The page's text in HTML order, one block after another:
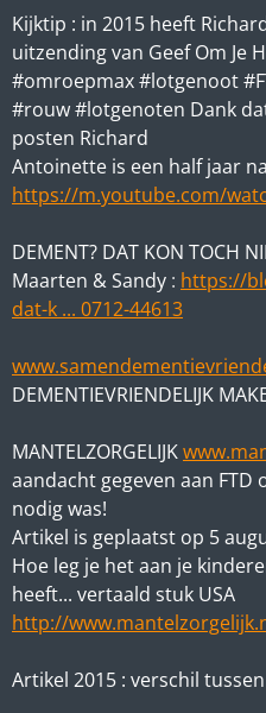
Kijktip : in 2015 heeft
uitzending van Geef Om Je
#omroepmax #lotgenoot
#rouw #lotgenoten Dank
posten Richard
Antoinette is een half jaar
https://m.youtube.com/
DEMENT? DAT KON TOCH
Maarten & Sandy : https://
dat-k ... 0712-44613
DEMENTIEVRIENDELIJK
MANTELZORGELIJK
aandacht gegeven aan
nodig was!
Artikel is geplaatst op 5
Hoe leg je het aan je
heeft... vertaald stuk USA
http://
Artikel 2015 : verschil